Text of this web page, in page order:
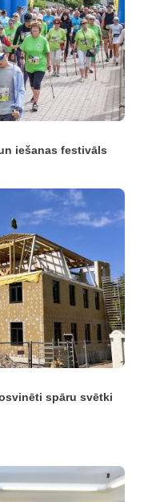
iešanas festivāls
spāru svētki